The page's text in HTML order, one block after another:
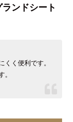
ンドシート
く便利です。